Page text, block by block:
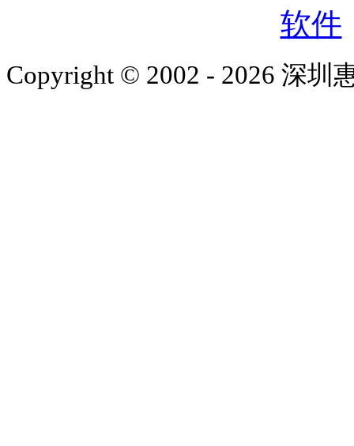
软件
Copyright © 2002 - 2026 深圳